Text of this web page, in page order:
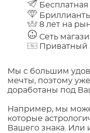
Бесплатная
8 лет на
Сеть
Приватный
Мы с большим
мечты, поэтому
доработаны под
Например, мы
которые
Вашего знака. Или